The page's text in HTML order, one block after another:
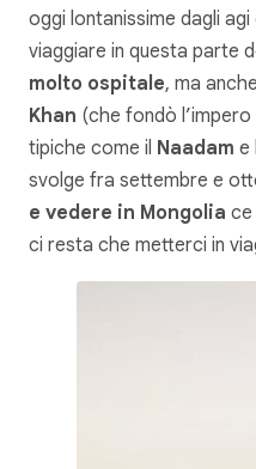
oggi lontanissime dagli
viaggiare in questa parte
molto ospitale, ma
Khan (che fondò
tipiche come il Naadam e
svolge fra settembre e
e vedere in Mongolia ce
ci resta che metterci in